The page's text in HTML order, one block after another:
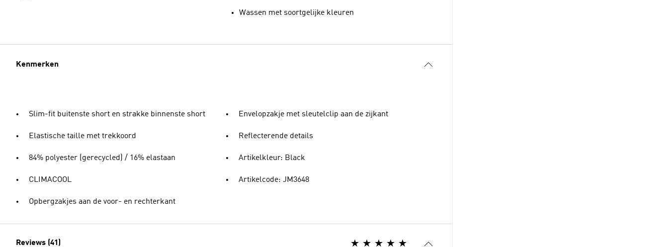
Wassen met soortgelijke kleuren
Kenmerken
Slim-fit buitenste short en strakke binnenste short
Elastische taille met trekkoord
84% polyester (gerecycled) / 16% elastaan
CLIMACOOL
Opbergzakjes aan de voor- en rechterkant
Envelopzakje met sleutelclip aan de zijkant
Reflecterende details
Artikelkleur: Black
Artikelcode: JM3648
Reviews (41)